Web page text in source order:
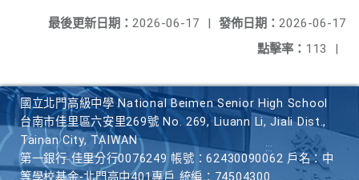
發佈日期： 2026-06-17
最後更新日期： 2026-06-17
|
點擊率： 113 |
國立北門高級中學 National Beimen Senior High School
台南市佳里區六安里269號 No. 269, Liuann Li, Jiali Dist.,
Tainan City, TAIWAN
第一銀行 佳里分行0076249 帳號：62430090062 戶名：中
等學校基金-北門高中401專戶 統編：74504300